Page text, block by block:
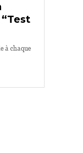
à chaque